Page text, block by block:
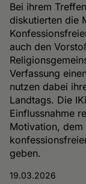
Bei ihrem
diskutierten die
auch den
Verfassung
nutzen dabei
Landtags. Die
Einflussnahme
Motivation,
geben.
19.03.2026